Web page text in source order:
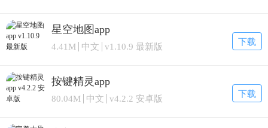
星空地图app
4.41M 中文 v1.10.9 最新版 下载
按键精灵app
80.04M 中文 v4.2.2 安卓版 下载